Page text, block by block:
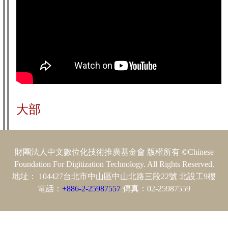
大部
財團法人中文數位化技術推廣基金會 版權所有 ©Chinese
Foundation For Digitization Technology. All Rights Reserved.
地址： 104427台北市中山區中山北路三段22號 北設工9樓
電話： +886-2-25987557 傳真：02-25987559